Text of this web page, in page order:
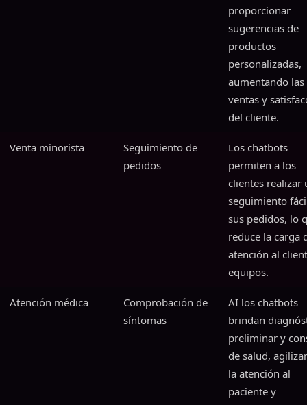
proporcionar
sugerencias de
productos
personalizadas,
aumentando las
ventas y
del cliente.
Venta minorista
Seguimiento de
pedidos
Los chatbots
permiten a los
clientes realizar
seguimiento
sus pedidos, lo
reduce la carga
atención al
equipos.
Atención médica
Comprobación de
síntomas
AI los chatbots
brindan
preliminar y
de salud,
la atención al
paciente y